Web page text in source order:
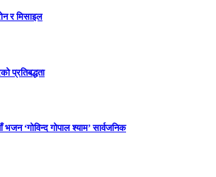
र मिसाइल
प्रतिबद्धता
‘गोविन्द गोपाल श्याम’ सार्वजनिक